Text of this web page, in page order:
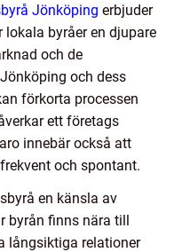
Jönköping erbjuder
byråer en djupare
och de
och dess
förkorta processen
ett företags
innebär också att
och spontant.
en känsla av
byrån finns nära till
långsiktiga relationer